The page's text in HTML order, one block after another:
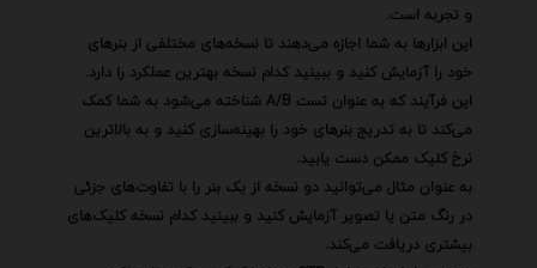
و تجربه است.
این ابزارها به شما اجازه می‌دهند تا نسخه‌های مختلفی از بنرهای
خود را آزمایش کنید و ببینید کدام نسخه بهترین عملکرد را دارد.
این فرآیند که به عنوان تست A/B شناخته می‌شود به شما کمک
می‌کند تا به تدریج بنرهای خود را بهینه‌سازی کنید و به بالاترین
نرخ کلیک ممکن دست یابید.
به عنوان مثال می‌توانید دو نسخه از یک بنر را با تفاوت‌های جزئی
در رنگ متن یا تصویر آزمایش کنید و ببینید کدام نسخه کلیک‌های
بیشتری دریافت می‌کند.